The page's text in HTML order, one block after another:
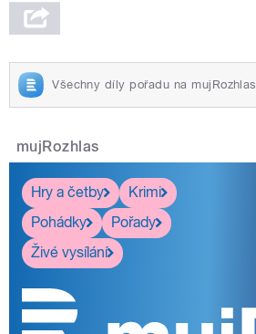
Všechny díly pořadu na mujRozhlas
mujRozhlas
Hry a četby
Krimi
Pohádky
Pořady
Živé vysílání